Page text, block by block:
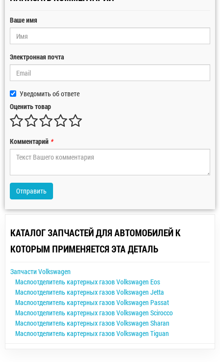
Ваше имя
Электронная почта
Уведомить об ответе
Оценить товар
Комментарий *
Отправить
КАТАЛОГ ЗАПЧАСТЕЙ ДЛЯ АВТОМОБИЛЕЙ К
КОТОРЫМ ПРИМЕНЯЕТСЯ ЭТА ДЕТАЛЬ
Запчасти Volkswagen
Маслоотделитель картерных газов Volkswagen Eos
Маслоотделитель картерных газов Volkswagen Jetta
Маслоотделитель картерных газов Volkswagen Passat
Маслоотделитель картерных газов Volkswagen Scirocco
Маслоотделитель картерных газов Volkswagen Sharan
Маслоотделитель картерных газов Volkswagen Tiguan